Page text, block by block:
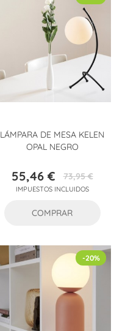
LÁMPARA DE MESA KELEN
OPAL NEGRO
Precio
55,46 €Precio
base
73,95 €
IMPUESTOS INCLUIDOS
COMPRAR
-20%